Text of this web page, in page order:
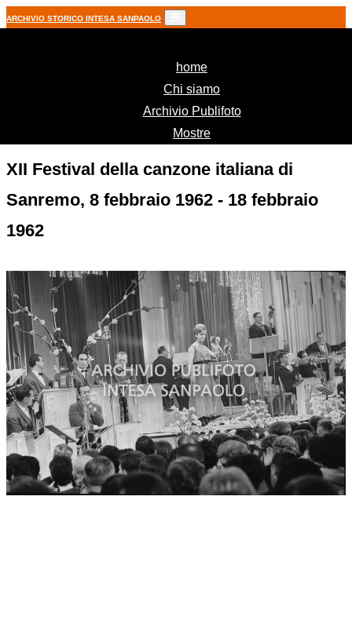
ARCHIVIO STORICO INTESA SANPAOLO
home(current)
Chi siamo
Archivio Publifoto
Mostre
XII Festival della canzone italiana di
Sanremo, 8 febbraio 1962 - 18 febbraio
1962